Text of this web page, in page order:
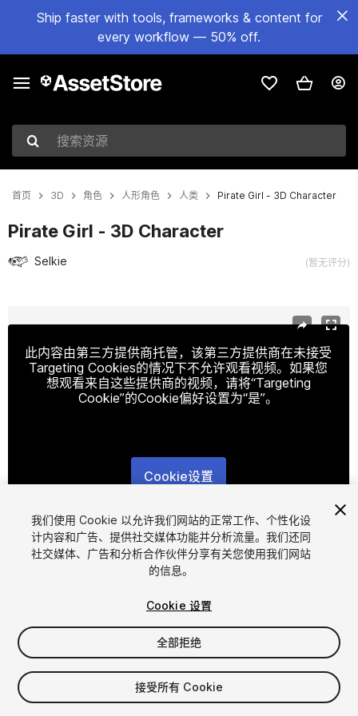
Ship faster with tools, frameworks & content for
every workflow — 50% off.
搜索资源
首页 3D 角色 人形角色 人类 Pirate Girl - 3D Character
Pirate Girl - 3D Character
Selkie (暂无评分)
此内容由第三方提供商托管，该第三方提供商在未接受
Targeting Cookies的情况下不允许观看视频。如果您
想观看来自这些提供商的视频，请将“Targeting
Cookie”的Cookie偏好设置为“是”。
Cookie设置
1/10
$14.99
增值税将在结算时计算
我们使用 Cookie 以允许我们网站的正常工作、个性化设
计内容和广告、提供社交媒体功能并分析流量。我们还同
社交媒体、广告和分析合作伙伴分享有关您使用我们网站
的信息。
Cookie 设置
全部拒绝
接受所有 Cookie